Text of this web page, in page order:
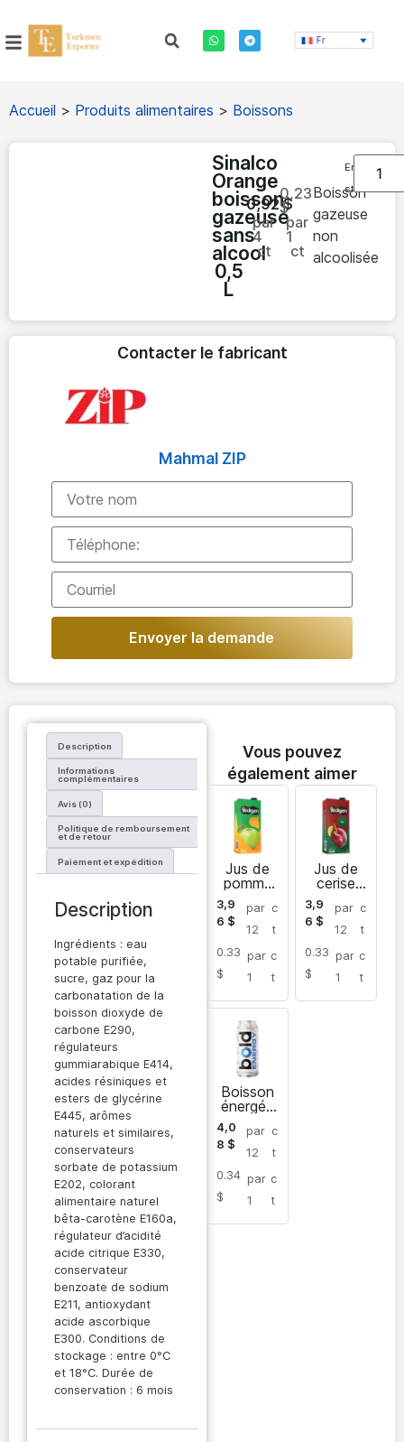
Fr
Accueil > Produits alimentaires > Boissons
Sinalco
Orange
boisson
gazeuse
sans
alcool
0,5
L
0,92$
par
4
ct
0,23
$
par
1
ct
Boisson
gazeuse
non
alcoolisée
En
stock
Contacter le fabricant
Mahmal ZIP
Envoyer la demande
Description
Informations
complémentaires
Avis (0)
Politique de remboursement
et de retour
Paiement et expédition
Description
Ingrédients : eau
potable purifiée,
sucre, gaz pour la
carbonatation de la
boisson dioxyde de
carbone E290,
régulateurs
gummiarabique E414,
acides résiniques et
esters de glycérine
E445, arômes
naturels et similaires,
conservateurs
sorbate de potassium
E202, colorant
alimentaire naturel
bêta-carotène E160a,
régulateur d’acidité
acide citrique E330,
conservateur
benzoate de sodium
E211, antioxydant
acide ascorbique
E300. Conditions de
stockage : entre 0°C
et 18°C. Durée de
conservation : 6 mois
Vous pouvez
également aimer
Jus de
pomme
Yedigen
3,9
6 $
par
12
c
t
0.33
$
par
1
c
t
Jus de
cerise
Yedigen
3,9
6 $
par
12
c
t
0.33
$
par
1
c
t
Boisson
énergéti
que Bold
Extra
4,0
8 $
par
12
c
t
0.34
$
par
1
c
t